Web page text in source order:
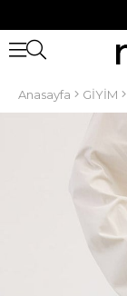
Anasayfa GİYİM